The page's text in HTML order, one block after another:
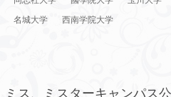
名城大学 西南学院大学
ミス、ミスターキャンパス